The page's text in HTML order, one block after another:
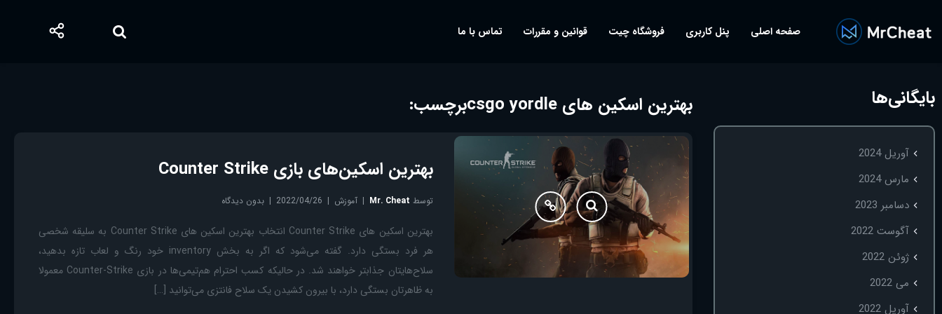
صفحه اصلی پنل کاربری فروشگاه چیت قوانین و مقررات تماس با ما
بایگانی‌ها
آوریل 2024
مارس 2024
دسامبر 2023
آگوست 2022
ژوئن 2022
می 2022
آوریل 2022
برچسب: بهترین اسکین های csgo yordle
بهترین اسکین‌های بازی Counter Strike
توسط Mr. Cheat آموزش 2022/04/26 بدون دیدگاه
بهترین اسکین های Counter Strike انتخاب بهترین اسکین های Counter Strike به سلیقه شخصی
هر فرد بستگی دارد. گفته می‌شود که اگر به بخش inventory خود رنگ و لعاب تازه بدهید،
سلاح‌هایتان جذابتر خواهند شد. در حالیکه کسب احترام هم‌تیمی‌ها در بازی Counter-Strike معمولا
به ظاهرتان بستگی دارد، با بیرون کشیدن یک سلاح فانتزی می‌توانید […]